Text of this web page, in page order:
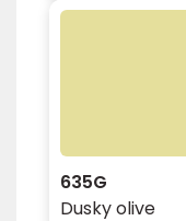
635G
Dusky olive